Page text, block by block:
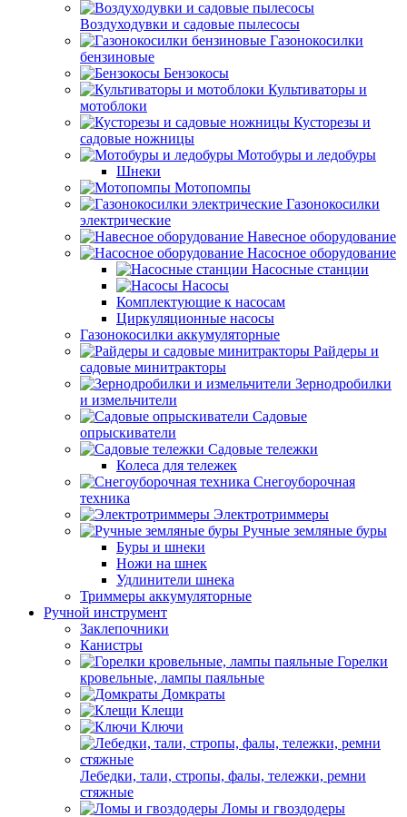
Воздуходувки и садовые пылесосы
Газонокосилки
бензиновые
Бензокосы
Культиваторы и
мотоблоки
Кусторезы и
садовые ножницы
Мотобуры и ледобуры
Шнеки
Мотопомпы
Газонокосилки
электрические
Навесное оборудование
Насосное оборудование
Насосные станции
Насосы
Комплектующие к насосам
Циркуляционные насосы
Газонокосилки аккумуляторные
Райдеры и
садовые минитракторы
Зернодробилки
и измельчители
Садовые
опрыскиватели
Садовые тележки
Колеса для тележек
Снегоуборочная
техника
Электротриммеры
Ручные земляные буры
Буры и шнеки
Ножи на шнек
Удлинители шнека
Триммеры аккумуляторные
Ручной инструмент
Заклепочники
Канистры
Горелки
кровельные, лампы паяльные
Домкраты
Клещи
Ключи
Лебедки, тали, стропы, фалы, тележки, ремни
стяжные
Ломы и гвоздодеры